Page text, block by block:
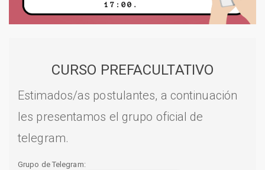
CURSO PREFACULTATIVO
Estimados/as postulantes, a continuación
les presentamos el grupo oficial de
telegram.
Grupo de Telegram: